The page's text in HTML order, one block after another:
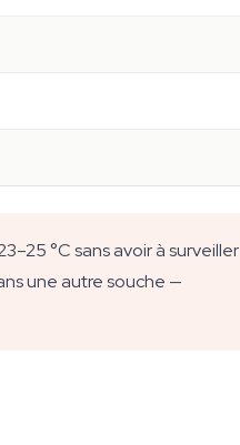
°C sans avoir à surveiller
une autre souche —